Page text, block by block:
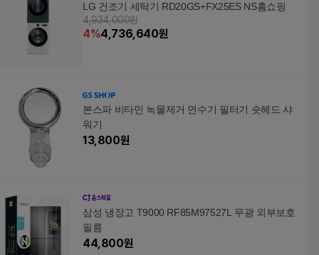
LG 건조기 세탁기 RD20GS+FX25ES NS홈쇼핑
4,934,000원
4%4,736,640원
본스파 비타민 녹물제거 연수기 필터기 숏헤드 샤
워기
13,800원
삼성 냉장고 T9000 RF85M97527L 무광 외부보호
필름
44,800원